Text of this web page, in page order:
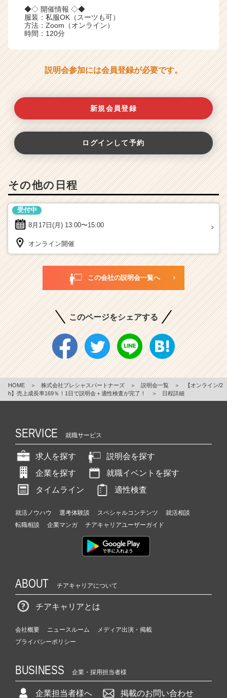
◆◇ 開催情報 ◇◆
服装：私服OK（スーツも可）
方法：Zoom（オンライン）
時間：120分
説明会参加には会員登録が必要です。
新規会員登録
ログインして予約
その他の日程
8月17日(月) 13:00〜15:00
受付中
オンライン開催
この会社の説明会一覧へ
このページをシェアする
HOME ＞ 株式会社プレシャスパートナーズ ＞ 説明会一覧 ＞
【オンライン/2
h】売上成長率169％！1日で説明会＋適性検査が完了！
＞ 日程詳細
SERVICE 就職サービス
求人を探す
説明会を探す
企業を探す
就職イベントを探す
タイムライン
適性検査
就活ノウハウ 選考体験談 スペシャルコンテンツ
就活相談
転職相談
企業マンガ チアキャリアユーザーガイド
ABOUT チアキャリアについて
チアキャリアとは
会社概要 ニュースルーム
メディア出演・掲載
プライバシーポリシー
BUSINESS 企業・採用担当者様
企業担当者様へ 掲載のお問い合わせ